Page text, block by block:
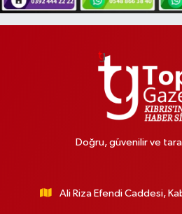
Doğru, güvenilir ve
Ali Riza Efendi Caddesi,